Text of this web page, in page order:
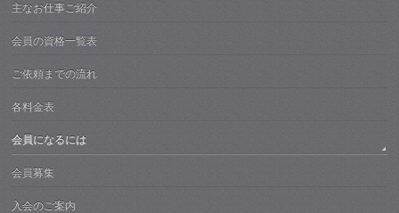
主なお仕事ご紹介
会員の資格一覧表
ご依頼までの流れ
各料金表
会員になるには
会員募集
入会のご案内